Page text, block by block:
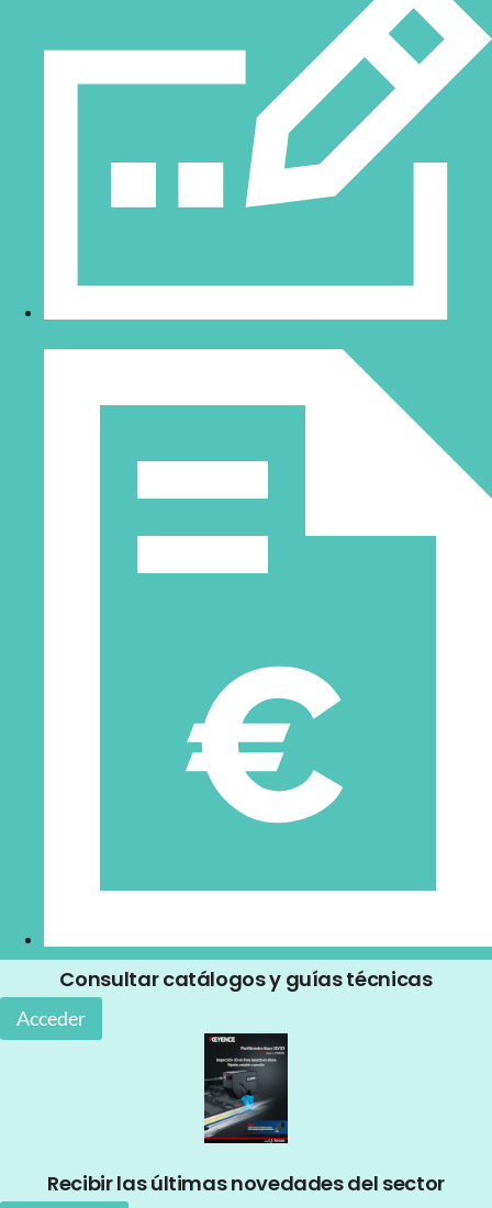
Consultar catálogos y guías técnicas
Acceder
Recibir las últimas novedades del sector